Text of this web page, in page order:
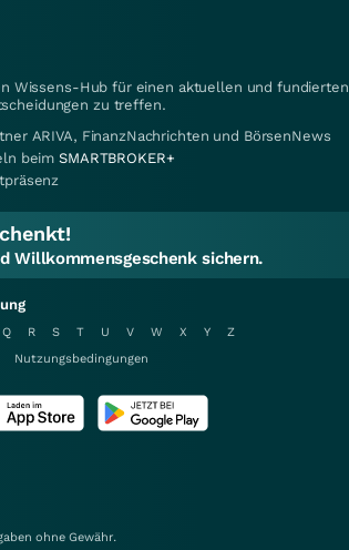
Wissens-Hub für einen aktuellen und fundierten
zu treffen.
ARIVA, FinanzNachrichten und BörsenNews
beimSMARTBROKER+
Willkommensgeschenk sichern.
Q R S T U V W X Y
Z
Nutzungsbedingungen
ohne Gewähr.